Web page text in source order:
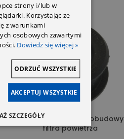
Tulejka mocowania obudowy
filtra powietrza
strony i/lub w
Korzystając ze
z warunkami
osobowych zawartymi
Dowiedz się więcej »
AKCEPTUJ WSZYSTKIE
ODRZUĆ WSZYSTKIE
SZCZEGÓŁY